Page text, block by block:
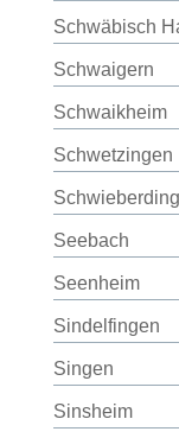
Schwäbisch
Schwaigern
Schwaikheim
Schwetzingen
Seebach
Seenheim
Sindelfingen
Singen
Sinsheim